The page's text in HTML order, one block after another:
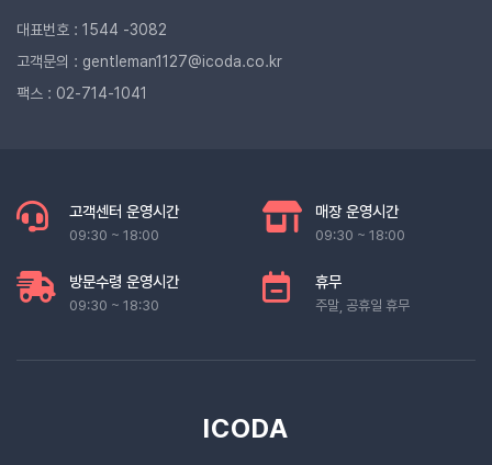
대표번호 : 1544 -3082
고객문의 : gentleman1127@icoda.co.kr
팩스 : 02-714-1041
고객센터 운영시간
09:30 ~ 18:00
매장 운영시간
09:30 ~ 18:00
방문수령 운영시간
09:30 ~ 18:30
휴무
주말, 공휴일 휴무
ICODA